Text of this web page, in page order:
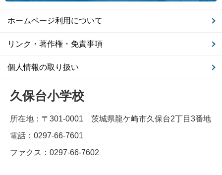
ホームページ利用について
リンク・著作権・免責事項
個人情報の取り扱い
久保台小学校
所在地：〒301-0001 茨城県龍ケ崎市久保台2丁目3番地
電話：0297-66-7601
ファクス：0297-66-7602